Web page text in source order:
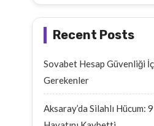
Recent Posts
Sovabet Hesap Güvenliği
Gerekenler
Aksaray’da Silahlı Hücum: